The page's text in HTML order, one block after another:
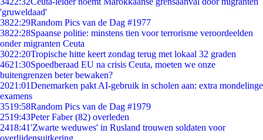
'gruweldaad'
3822:29Random Pics van de Dag #1977
3822:28Spaanse politie: minstens tien voor terrorisme veroordeelden
onder migranten Ceuta
3022:20Tropische hitte keert zondag terug met lokaal 32 graden
4621:30Spoedberaad EU na crisis Ceuta, moeten we onze
buitengrenzen beter bewaken?
2021:01Denemarken pakt AI-gebruik in scholen aan: extra mondelinge
examens
3519:58Random Pics van de Dag #1979
2519:43Peter Faber (82) overleden
2418:41'Zwarte weduwes' in Rusland trouwen soldaten voor
overlijdensuitkering